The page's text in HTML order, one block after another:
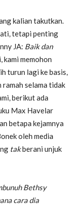
kalian takutkan.
tetapi penting
JA: Baik dan
kami memohon
turun lagi ke basis,
selama tidak
berikut ada
Max Havelar
betapa kejamnya
oleh media
takberani unjuk
Bethsy
cara dia